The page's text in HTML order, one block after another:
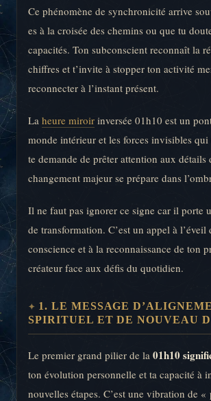
Ce phénomène de synchronicité arrive
es à la croisée des chemins ou que tu
capacités. Ton subconscient reconnaît la
chiffres et t’invite à stopper ton activité
reconnecter à l’instant présent.
La heure miroir inversée 01h10 est un
monde intérieur et les forces invisibles
te demande de prêter attention aux détails
changement majeur se prépare dans
Il ne faut pas ignorer ce signe car il porte
de transformation. C’est un appel à l’éveil
conscience et à la reconnaissance de ton
créateur face aux défis du quotidien.
1. LE MESSAGE
SPIRITUEL ET DE NOUVEAU
Le premier grand pilier de la 01h10
ton évolution personnelle et ta capacité à
nouvelles étapes. C’est une vibration de «